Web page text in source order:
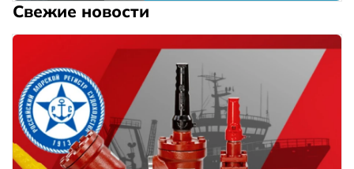
Свежие новости